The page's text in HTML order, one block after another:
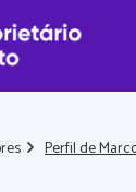
Perfil de